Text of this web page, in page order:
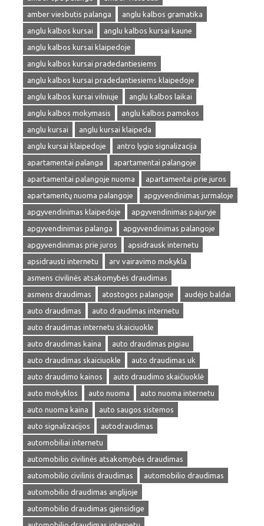
amber viesbutis palanga
anglu kalbos gramatika
anglu kalbos kursai
anglu kalbos kursai kaune
anglu kalbos kursai klaipedoje
anglu kalbos kursai pradedantiesiems
anglu kalbos kursai pradedantiesiems klaipedoje
anglu kalbos kursai vilniuje
anglu kalbos laikai
anglu kalbos mokymasis
anglu kalbos pamokos
anglu kursai
anglu kursai klaipeda
anglu kursai klaipedoje
antro lygio signalizacija
apartamentai palanga
apartamentai palangoje
apartamentai palangoje nuoma
apartamentai prie juros
apartamentų nuoma palangoje
apgyvendinimas jurmaloje
apgyvendinimas klaipedoje
apgyvendinimas pajuryje
apgyvendinimas palanga
apgyvendinimas palangoje
apgyvendinimas prie juros
apsidrausk internetu
apsidrausti internetu
arv vairavimo mokykla
asmens civilinės atsakomybės draudimas
asmens draudimas
atostogos palangoje
audėjo baldai
auto draudimas
auto draudimas internetu
auto draudimas internetu skaiciuokle
auto draudimas kaina
auto draudimas pigiau
auto draudimas skaiciuokle
auto draudimas uk
auto draudimo kainos
auto draudimo skaičiuoklė
auto mokyklos
auto nuoma
auto nuoma internetu
auto nuoma kaina
auto saugos sistemos
auto signalizacijos
autodraudimas
automobiliai internetu
automobilio civilinės atsakomybės draudimas
automobilio civilinis draudimas
automobilio draudimas
automobilio draudimas anglijoje
automobilio draudimas gjensidige